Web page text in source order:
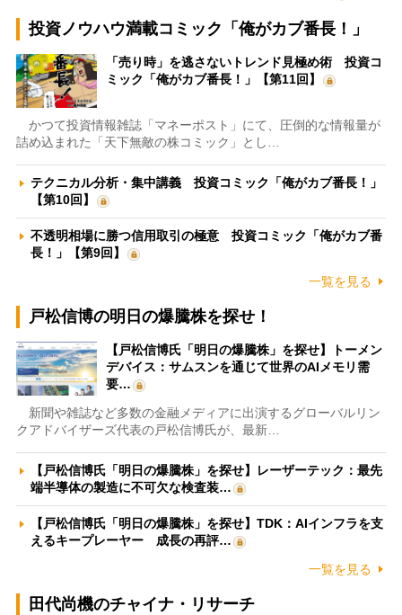
投資ノウハウ満載コミック「俺がカブ番長！」
「売り時」を逃さないトレンド見極め術 投資コ
ミック「俺がカブ番長！」【第11回】
かつて投資情報雑誌「マネーポスト」にて、圧倒的な情報量が
詰め込まれた「天下無敵の株コミック」とし…
テクニカル分析・集中講義 投資コミック「俺がカブ番長！」
【第10回】
不透明相場に勝つ信用取引の極意 投資コミック「俺がカブ番
長！」【第9回】
一覧を見る
戸松信博の明日の爆騰株を探せ！
【戸松信博氏「明日の爆騰株」を探せ】トーメン
デバイス：サムスンを通じて世界のAIメモリ需
要…
新聞や雑誌など多数の金融メディアに出演するグローバルリン
クアドバイザーズ代表の戸松信博氏が、最新…
【戸松信博氏「明日の爆騰株」を探せ】レーザーテック：最先
端半導体の製造に不可欠な検査装…
【戸松信博氏「明日の爆騰株」を探せ】TDK：AIインフラを支
えるキープレーヤー 成長の再評…
一覧を見る
田代尚機のチャイナ・リサーチ